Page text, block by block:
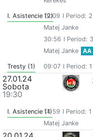
I. Asistencie (2)
19:09 I Period: 2
Matej Janke
30:56 I Period: 3
Matej Janke
AA
Tresty (1) 09:07 I Period: 1
27.01.24
Sobota
19:30
I. Asistencie (1)14:59 I Period: 1
Matej Janke